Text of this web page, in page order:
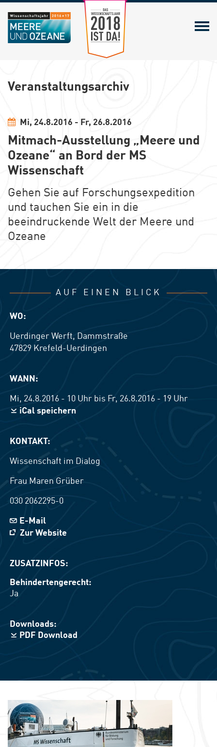
Zum Wissenschaftsjahr 2018
Veranstaltungsarchiv
Mi, 24.8.2016 - Fr, 26.8.2016
Mitmach-Ausstellung „Meere und
Ozeane“ an Bord der MS
Wissenschaft
Gehen Sie auf Forschungsexpedition
und tauchen Sie ein in die
beeindruckende Welt der Meere und
Ozeane
AUF EINEN BLICK
WO:
Uerdinger Werft, Dammstraße
47829 Krefeld-Uerdingen
WANN:
Mi, 24.8.2016 - 10 Uhr bis Fr, 26.8.2016 - 19 Uhr
iCal speichern
KONTAKT:
Wissenschaft im Dialog
Frau Maren Grüber
030 2062295-0
E-Mail
Zur Website
ZUSATZINFOS:
Behindertengerecht:
Ja
Downloads:
PDF Download